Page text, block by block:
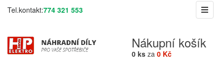
Tel.kontakt:774 321 553
Nákupní košík
0 ks za 0 Kč